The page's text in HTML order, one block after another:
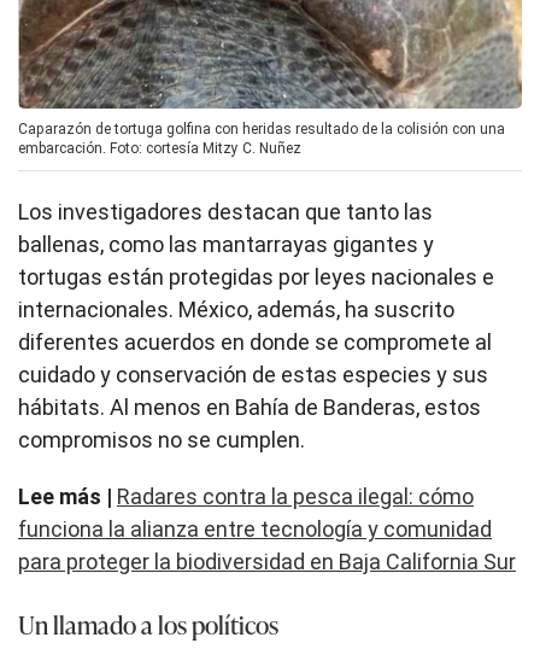
Caparazón de tortuga golfina con heridas resultado de la colisión con una
embarcación. Foto: cortesía Mitzy C. Nuñez
Los investigadores destacan que tanto las
ballenas, como las mantarrayas gigantes y
tortugas están protegidas por leyes nacionales e
internacionales. México, además, ha suscrito
diferentes acuerdos en donde se compromete al
cuidado y conservación de estas especies y sus
hábitats. Al menos en Bahía de Banderas, estos
compromisos no se cumplen.
Lee más | Radares contra la pesca ilegal: cómo
funciona la alianza entre tecnología y comunidad
para proteger la biodiversidad en Baja California Sur
Un llamado a los políticos